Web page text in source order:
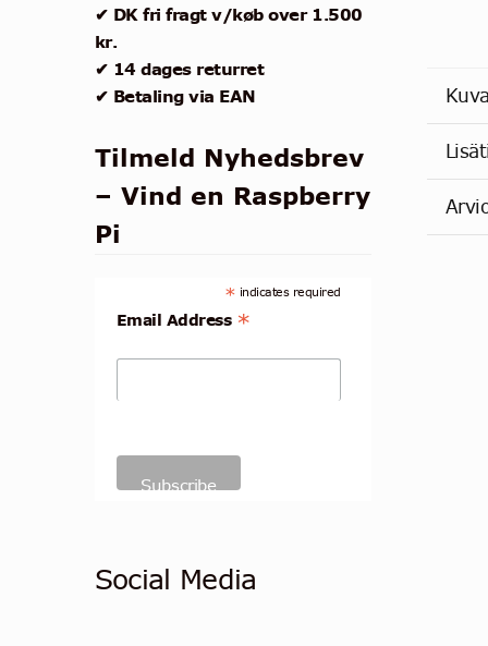
✔ DK fri fragt v/køb over 1.500
kr.
✔ 14 dages returret
✔ Betaling via EAN
Tilmeld Nyhedsbrev
– Vind en Raspberry
Pi
* indicates required
Email Address *
Social Media